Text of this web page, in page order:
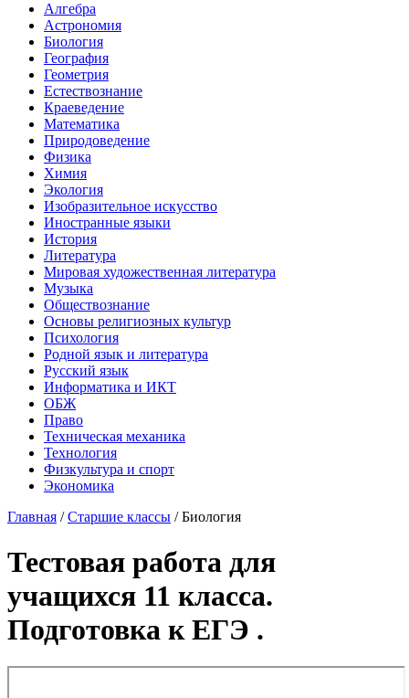
Алгебра
Астрономия
Биология
География
Геометрия
Естествознание
Краеведение
Математика
Природоведение
Физика
Химия
Экология
Изобразительное искусство
Иностранные языки
История
Литература
Мировая художественная литература
Музыка
Обществознание
Основы религиозных культур
Психология
Родной язык и литература
Русский язык
Информатика и ИКТ
ОБЖ
Право
Техническая механика
Технология
Физкультура и спорт
Экономика
Главная /Старшие классы /Биология
Тестовая работа для
учащихся 11 класса.
Подготовка к ЕГЭ .